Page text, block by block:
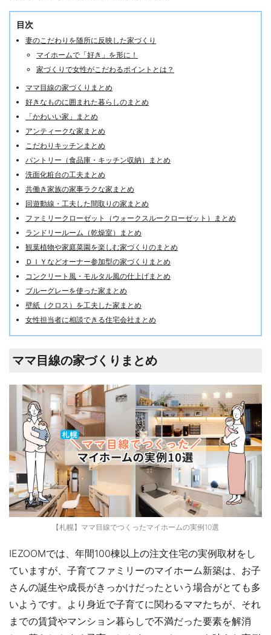
目次
妻のこだわりを随所に反映した家づくり
マイホームで「好き」を形に！
家づくりで女性がこだわるポイントとは？
ママ目線の家づくりまとめ
好きなものに囲まれた暮らしのまとめ
「かわいい家」まとめ
アンティークな家まとめ
こだわりキッチンまとめ
パントリー（食品庫・キッチン収納）まとめ
洗面化粧台の工夫まとめ
共働き家族の家事ラクな家まとめ
回遊動線・工夫した間取りの家まとめ
ファミリークローゼット（ウォークスルークローゼット）まとめ
ランドリールーム（乾燥室）まとめ
観葉植物や家庭菜園を楽しむ家づくりのまとめ
ＤＩＹなどオーナー参加型の家づくりまとめ
コンクリート風・モルタル風の仕上げまとめ
ブルーグレーを使った家まとめ
壁紙（クロス）を工夫した家まとめ
女性担当者に相談できる住宅会社まとめ
ママ目線の家づくりまとめ
【札幌】ママ目線でつくったマイホームの実例10選
IEZOOMでは、年間100棟以上の注文住宅の実例取材をし
ていますが、子育てファミリーのマイホーム新築は、お子
さんの誕生や成長がきっかけだったという場合がとても多
いようです。より身近で子育てに関わるママたちが、それ
までの賃貸やマンション暮らしで不満だった要素を解消